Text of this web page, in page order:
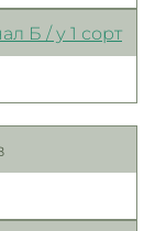
Б / у 1 сорт